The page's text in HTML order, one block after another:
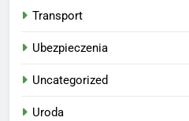
Transport
Ubezpieczenia
Uncategorized
Uroda